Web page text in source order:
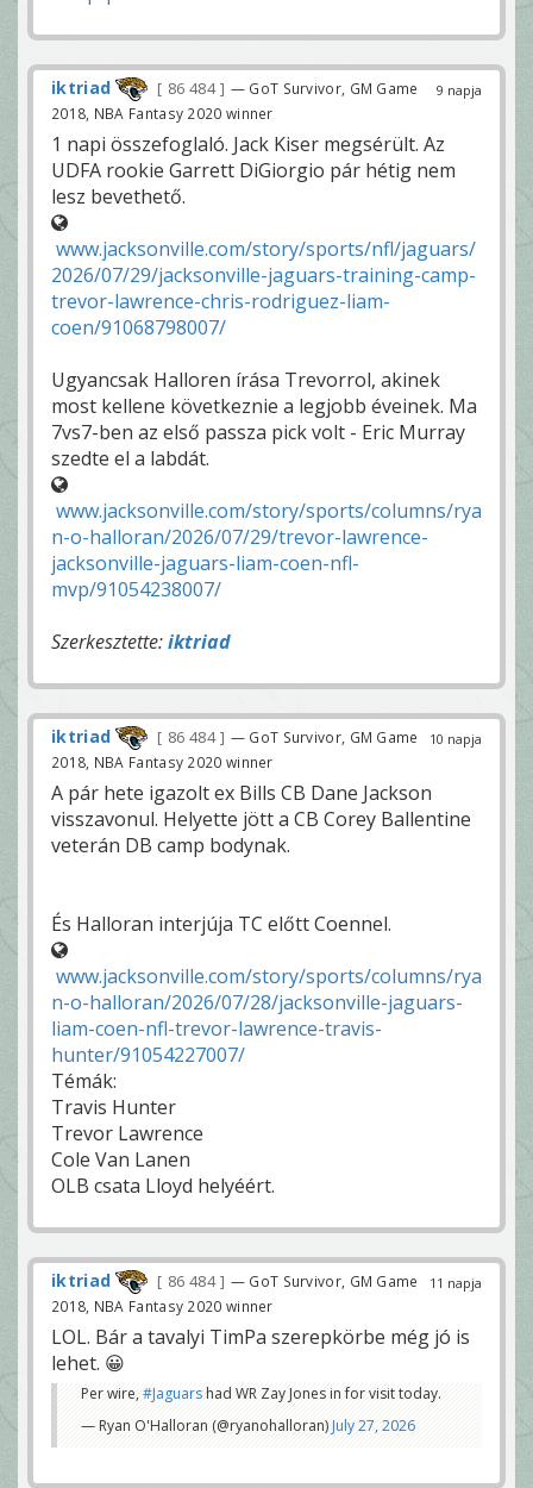
9 napja
iktriad 86 484
— GoT Survivor, GM Game
2018, NBA Fantasy 2020 winner
1 napi összefoglaló. Jack Kiser megsérült. Az
UDFA rookie Garrett DiGiorgio pár hétig nem
lesz bevethető.
www.jacksonville.com/story/sports/nfl/jaguars/
2026/07/29/jacksonville-jaguars-training-camp-
trevor-lawrence-chris-rodriguez-liam-
coen/91068798007/
Ugyancsak Halloren írása Trevorrol, akinek
most kellene következnie a legjobb éveinek. Ma
7vs7-ben az első passza pick volt - Eric Murray
szedte el a labdát.
www.jacksonville.com/story/sports/columns/rya
n-o-halloran/2026/07/29/trevor-lawrence-
jacksonville-jaguars-liam-coen-nfl-
mvp/91054238007/
Szerkesztette:iktriad
10 napja
iktriad 86 484
— GoT Survivor, GM Game
2018, NBA Fantasy 2020 winner
A pár hete igazolt ex Bills CB Dane Jackson
visszavonul. Helyette jött a CB Corey Ballentine
veterán DB camp bodynak.
És Halloran interjúja TC előtt Coennel.
www.jacksonville.com/story/sports/columns/rya
n-o-halloran/2026/07/28/jacksonville-jaguars-
liam-coen-nfl-trevor-lawrence-travis-
hunter/91054227007/
Témák:
Travis Hunter
Trevor Lawrence
Cole Van Lanen
OLB csata Lloyd helyéért.
11 napja
iktriad 86 484
— GoT Survivor, GM Game
2018, NBA Fantasy 2020 winner
LOL. Bár a tavalyi TimPa szerepkörbe még jó is
lehet. 😀
Per wire,#Jaguarshad WR Zay Jones in for visit today.
— Ryan O'Halloran (@ryanohalloran)July 27, 2026